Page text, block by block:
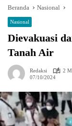
Beranda Nasional
Nasional
Dievakuasi
Tanah Air
Redaksi
2
07/10/2024